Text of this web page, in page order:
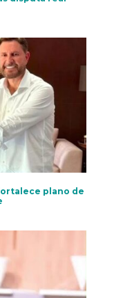
plano de